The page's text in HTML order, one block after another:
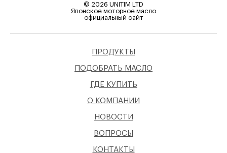
© 2026 UNITIM LTD
Японское моторное масло
официальный сайт
ПРОДУКТЫ
ПОДОБРАТЬ МАСЛО
ГДЕ КУПИТЬ
О КОМПАНИИ
НОВОСТИ
ВОПРОСЫ
КОНТАКТЫ